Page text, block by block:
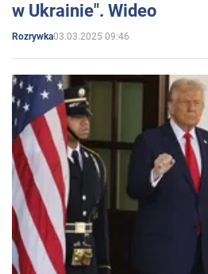
w Ukrainie". Wideo
Rozrywka03.03.2025 09:46